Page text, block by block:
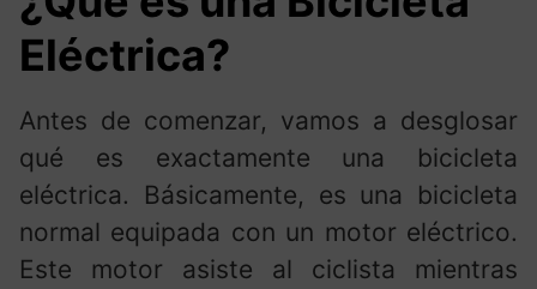
Eléctrica?
Antes de comenzar, vamos a desglosar
qué es exactamente una bicicleta
eléctrica. Básicamente, es una bicicleta
normal equipada con un motor eléctrico.
Este motor asiste al ciclista mientras